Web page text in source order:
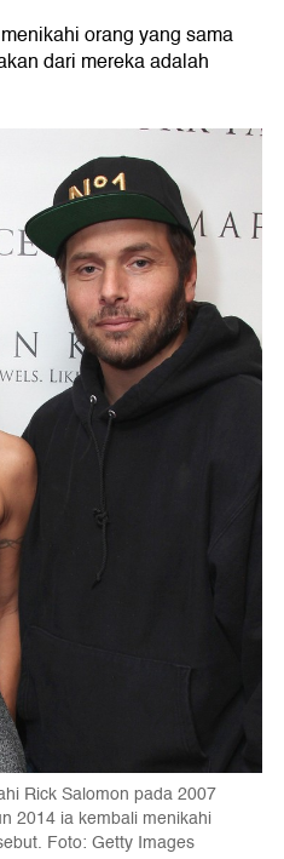
orang yang sama
dari mereka adalah
Rick Salomon pada 2007
2014 ia kembali menikahi
Foto: Getty Images